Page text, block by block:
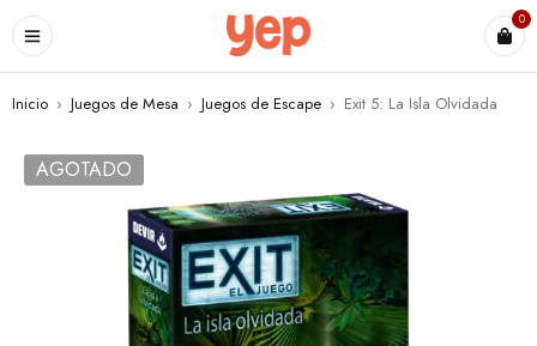
0
Inicio › Juegos de Mesa › Juegos de Escape › Exit 5: La Isla Olvidada
AGOTADO